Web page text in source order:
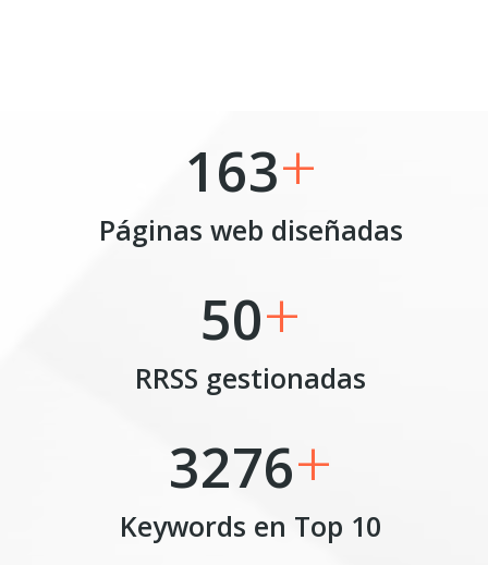
163+
Páginas web diseñadas
50+
RRSS gestionadas
3276+
Keywords en Top 10